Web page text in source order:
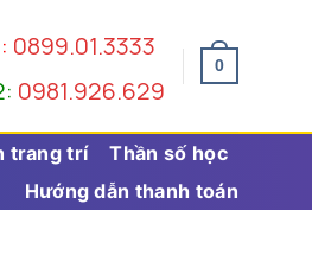
0899.01.3333
0981.926.629
0
trang trí
Thần số học
Hướng dẫn thanh toán